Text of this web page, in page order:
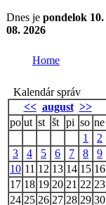
Dnes je pondelok 10.
08. 2026
Home
Kalendár správ
<< august >>
po ut st št pi so ne
1
2
3
4 5 6 7 8
9
10 11 12 13 14 15 16
17 18 19 20 21 22 23
24 25 26 27 28 29 30